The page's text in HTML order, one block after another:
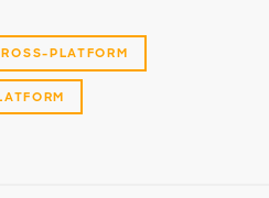
PLATFORM